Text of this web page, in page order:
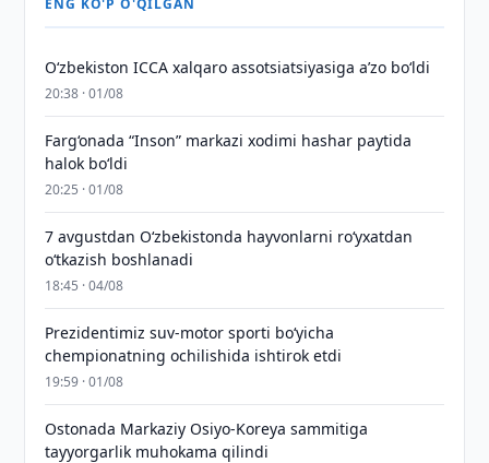
ENG KO'P O'QILGAN
O‘zbekiston ICCA xalqaro assotsiatsiyasiga aʼzo bo‘ldi
20:38 · 01/08
Farg‘onada “Inson” markazi xodimi hashar paytida
halok bo‘ldi
20:25 · 01/08
7 avgustdan O‘zbekistonda hayvonlarni ro‘yxatdan
o‘tkazish boshlanadi
18:45 · 04/08
Prezidentimiz suv-motor sporti bo‘yicha
chempionatning ochilishida ishtirok etdi
19:59 · 01/08
Ostonada Markaziy Osiyo-Koreya sammitiga
tayyorgarlik muhokama qilindi